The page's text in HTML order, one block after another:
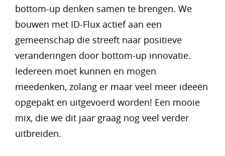
bottom-up denken samen te brengen. We
bouwen met ID-Flux actief aan een
gemeenschap die streeft naar positieve
veranderingen door bottom-up innovatie.
Iedereen moet kunnen en mogen
meedenken, zolang er maar veel meer ideeën
opgepakt en uitgevoerd worden! Een mooie
mix, die we dit jaar graag nog veel verder
uitbreiden.